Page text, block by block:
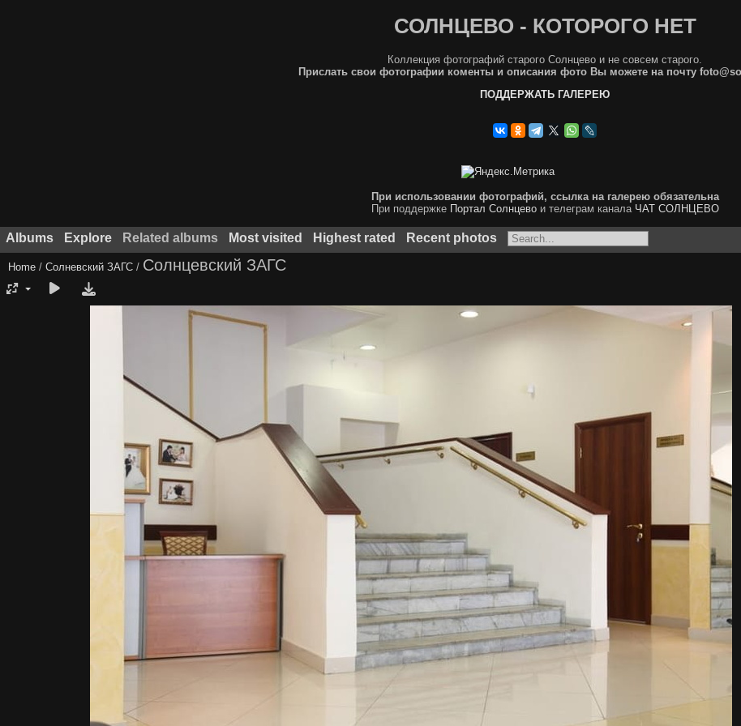
СОЛНЦЕВО - КОТОРОГО НЕТ
Коллекция фотографий старого Солнцево и не совсем старого.
Прислать свои фотографии коменты и описания фото Вы можете на почту
ПОДДЕРЖАТЬ ГАЛЕРЕЮ
При использовании фотографий, ссылка на галерею обязательна
При поддержке Портал Солнцевои телеграм канала ЧАТ СОЛНЦЕВО
Albums Explore Related albums Most visited Highest rated Recent photos
Home / Солневский ЗАГС / Солнцевский ЗАГС